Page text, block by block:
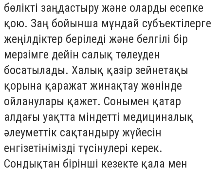
бөлікті заңдастыру және оларды есепке
қою. Заң бойынша мұндай субъектілерге
жеңілдіктер беріледі және белгілі бір
мерзімге дейін салық төлеуден
босатылады. Халық қазір зейнетақы
қорына қаражат жинақтау жөнінде
ойланулары қажет. Сонымен қатар
алдағы уақтта міндетті медициналық
әлеуметтік сақтандыру жүйесін
енгізетінімізді түсінулері керек.
Сондықтан бірінші кезекте қала мен